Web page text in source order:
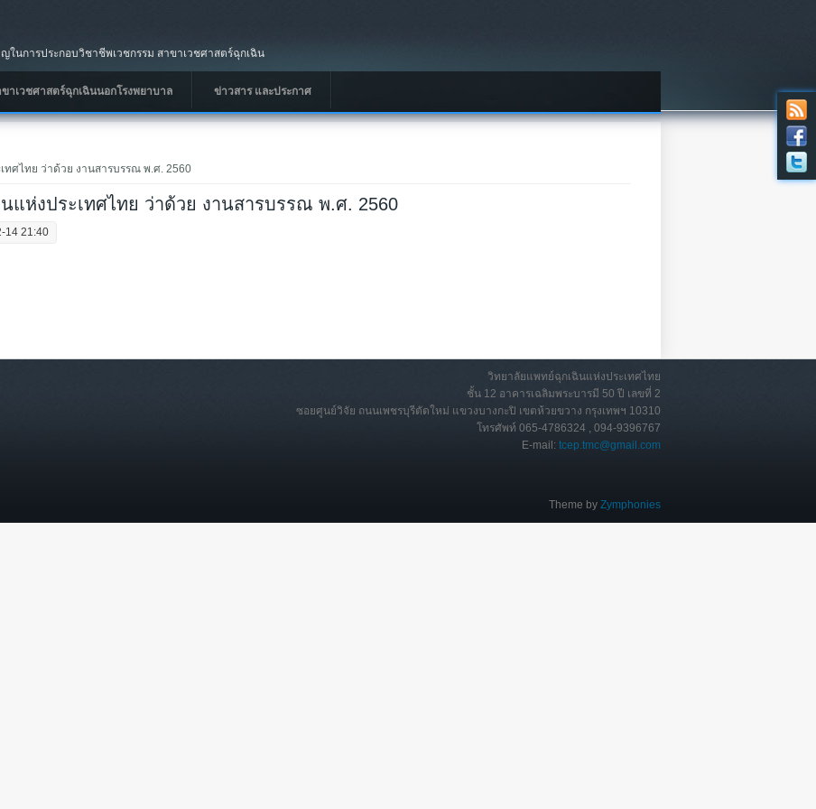
นการประกอบวิชาชีพเวชกรรม สาขาเวชศาสตร์ฉุกเฉิน
าเวชศาสตร์ฉุกเฉินนอกโรงพยาบาล ข่าวสาร และประกาศ
ทศไทย ว่าด้วย งานสารบรรณ พ.ศ. 2560
แห่งประเทศไทย ว่าด้วย งานสารบรรณ พ.ศ. 2560
14 21:40
วิทยาลัยแพทย์ฉุกเฉินแห่งประเทศไทย
ชั้น 12 อาคารเฉลิมพระบารมี 50 ปี เลขที่ 2
ซอยศูนย์วิจัย ถนนเพชรบุรีตัดใหม่ แขวงบางกะปิ เขตห้วยขวาง กรุงเทพฯ 10310
โทรศัพท์ 065-4786324 , 094-9396767
E-mail: tcep.tmc@gmail.com
Theme by Zymphonies